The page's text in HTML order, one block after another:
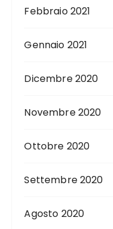
Febbraio 2021
Gennaio 2021
Dicembre 2020
Novembre 2020
Ottobre 2020
Settembre 2020
Agosto 2020